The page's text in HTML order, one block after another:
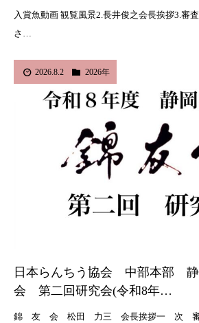
入賞魚動画 観覧風景2.長井俊之会長挨拶3.審
さ…
2026.8.2 2026年
日本らんちう協会 中部本部
会 第二回研究会(令和8年…
錦 友 会 松田 力三 会長挨拶一 次